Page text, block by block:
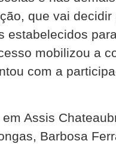
que vai
estabelecidos
mobilizou a
com a
Assis
Barbosa